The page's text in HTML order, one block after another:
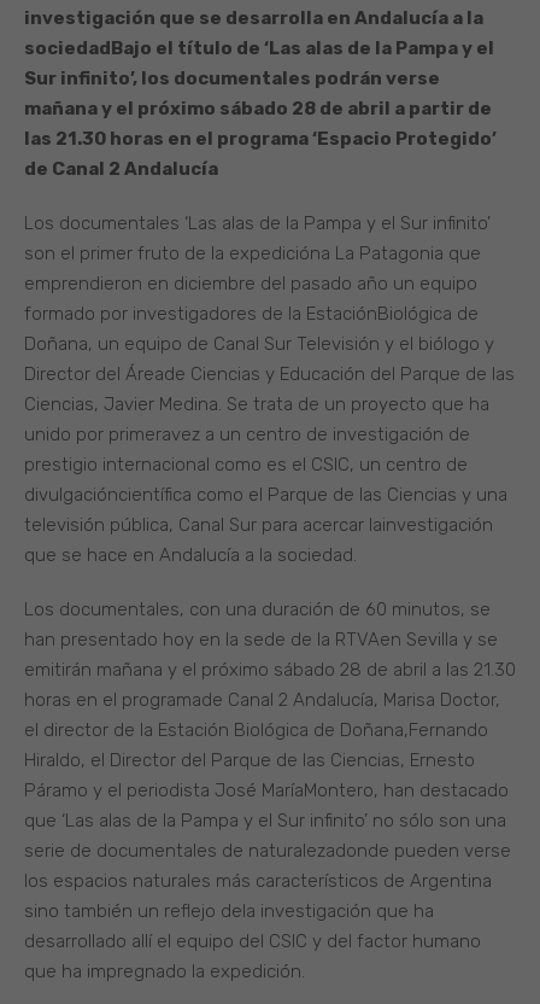
investigación que se desarrolla en Andalucía a la
sociedadBajo el título de ‘Las alas de la Pampa y el
Sur infinito’, los documentales podrán verse
mañana y el próximo sábado 28 de abril a partir de
las 21.30 horas en el programa ‘Espacio Protegido’
de Canal 2 Andalucía
Los documentales ‘Las alas de la Pampa y el Sur infinito’
son el primer fruto de la expedicióna La Patagonia que
emprendieron en diciembre del pasado año un equipo
formado por investigadores de la EstaciónBiológica de
Doñana, un equipo de Canal Sur Televisión y el biólogo y
Director del Áreade Ciencias y Educación del Parque de las
Ciencias, Javier Medina. Se trata de un proyecto que ha
unido por primeravez a un centro de investigación de
prestigio internacional como es el CSIC, un centro de
divulgacióncientífica como el Parque de las Ciencias y una
televisión pública, Canal Sur para acercar lainvestigación
que se hace en Andalucía a la sociedad.
Los documentales, con una duración de 60 minutos, se
han presentado hoy en la sede de la RTVAen Sevilla y se
emitirán mañana y el próximo sábado 28 de abril a las 21.30
horas en el programade Canal 2 Andalucía, Marisa Doctor,
el director de la Estación Biológica de Doñana,Fernando
Hiraldo, el Director del Parque de las Ciencias, Ernesto
Páramo y el periodista José MaríaMontero, han destacado
que ‘Las alas de la Pampa y el Sur infinito’ no sólo son una
serie de documentales de naturalezadonde pueden verse
los espacios naturales más característicos de Argentina
sino también un reflejo dela investigación que ha
desarrollado allí el equipo del CSIC y del factor humano
que ha impregnado la expedición.